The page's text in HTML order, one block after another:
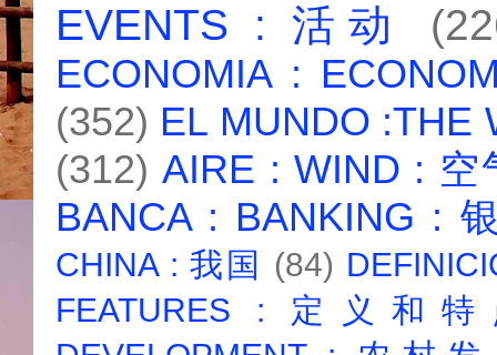
EVENTS : 活动
ECONOMIA :
(352) EL MUNDO :THE
(312) AIRE : WIND : 空
BANCA : BANKING :
CHINA : 我国 (84)
FEATURES : 定义和